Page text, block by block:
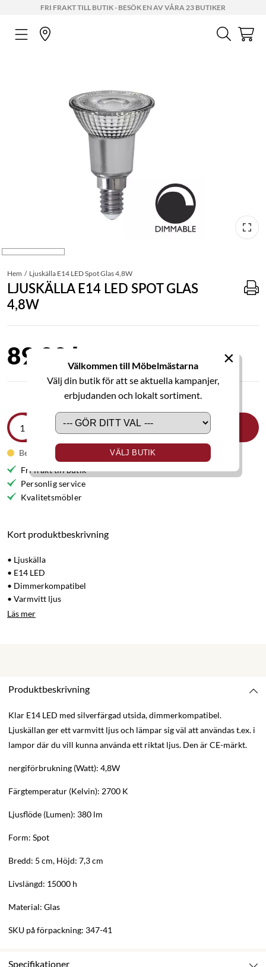
FRI FRAKT TILL BUTIK - BESÖK EN AV VÅRA 23 BUTIKER
Välkommen till Möbelmästarna
Välj din butik för att se aktuella kampanjer,
erbjudanden och lokalt sortiment.
VÄLJ BUTIK
×
Hem Ljuskälla E14 LED Spot Glas 4,8W
LJUSKÄLLA E14 LED SPOT GLAS
4,8W
89,00 kr
LÄGG I VARUKORGEN
Beställningsvara
Fri frakt till butik
Personlig service
Kvalitetsmöbler
Kort produktbeskrivning
• Ljuskälla
• E14 LED
• Dimmerkompatibel
• Varmvitt ljus
Läs mer
Produktbeskrivning
Klar E14 LED med silverfärgad utsida, dimmerkompatibel.
Ljuskällan ger ett varmvitt ljus och lämpar sig väl att användas t.ex. i
lampor där du vill kunna använda ett riktat ljus. Den är CE-märkt.
nergiförbrukning (Watt): 4,8W
Färgtemperatur (Kelvin): 2700 K
Ljusflöde (Lumen): 380 lm
Form: Spot
Bredd: 5 cm, Höjd: 7,3 cm
Livslängd: 15000 h
Material: Glas
SKU på förpackning: 347-41
Specifikationer